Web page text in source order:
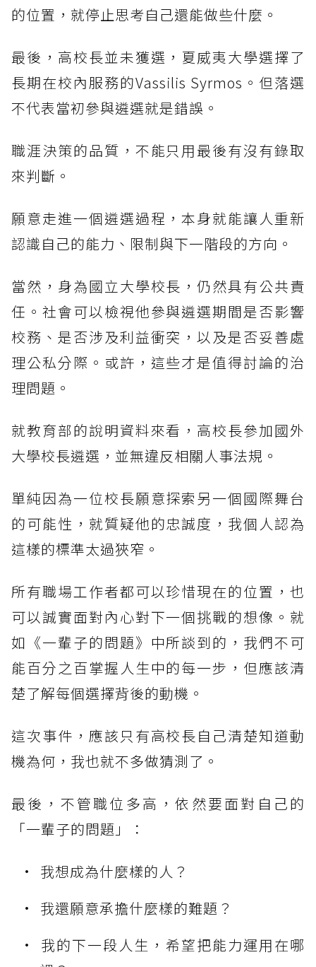
的位置，就停止思考自己還能做些什麼。
最後，高校長並未獲選，夏威夷大學選擇了
長期在校內服務的Vassilis Syrmos。但落選
不代表當初參與遴選就是錯誤。
職涯決策的品質，不能只用最後有沒有錄取
來判斷。
願意走進一個遴選過程，本身就能讓人重新
認識自己的能力、限制與下一階段的方向。
當然，身為國立大學校長，仍然具有公共責
任。社會可以檢視他參與遴選期間是否影響
校務、是否涉及利益衝突，以及是否妥善處
理公私分際。或許，這些才是值得討論的治
理問題。
就教育部的說明資料來看，高校長參加國外
大學校長遴選，並無違反相關人事法規。
單純因為一位校長願意探索另一個國際舞台
的可能性，就質疑他的忠誠度，我個人認為
這樣的標準太過狹窄。
所有職場工作者都可以珍惜現在的位置，也
可以誠實面對內心對下一個挑戰的想像。就
如《一輩子的問題》中所談到的，我們不可
能百分之百掌握人生中的每一步，但應該清
楚了解每個選擇背後的動機。
這次事件，應該只有高校長自己清楚知道動
機為何，我也就不多做猜測了。
最後，不管職位多高，依然要面對自己的
「一輩子的問題」：
我想成為什麼樣的人？
我還願意承擔什麼樣的難題？
我的下一段人生，希望把能力運用在哪